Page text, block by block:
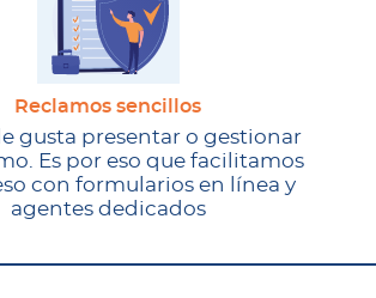
Reclamos sencillos
gusta presentar o gestionar
Es por eso que facilitamos
con formularios en línea y
agentes dedicados